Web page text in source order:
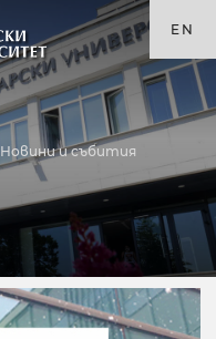
EN
Новини и събития